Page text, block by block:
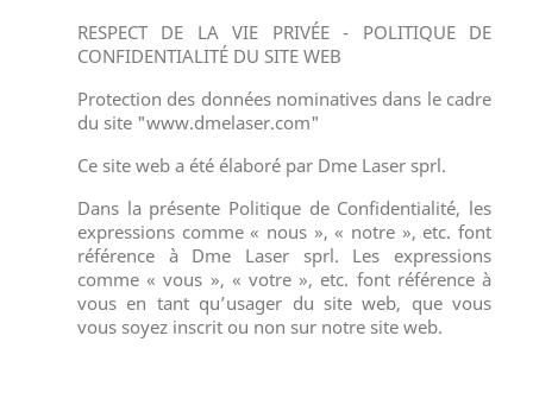
RESPECT DE LA VIE PRIVÉE - POLITIQUE DE
CONFIDENTIALITÉ DU SITE WEB
Protection des données nominatives dans le cadre
du site "www.dmelaser.com"
Ce site web a été élaboré par Dme Laser sprl.
Dans la présente Politique de Confidentialité, les
expressions comme « nous », « notre », etc. font
référence à Dme Laser sprl. Les expressions
comme « vous », « votre », etc. font référence à
vous en tant qu’usager du site web, que vous
vous soyez inscrit ou non sur notre site web.